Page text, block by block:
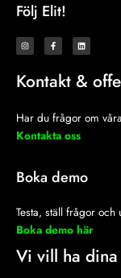
Följ Elit!
I
n
s
a
g
r
F
a
c
o
o
f
L
i
n
e
d
i
Kontakt &
Har du frågor om
Kontakta oss
Boka demo
Testa, ställ frågor
Boka demo här
Vi vill ha